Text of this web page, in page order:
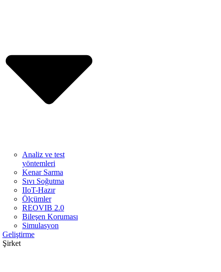
Analiz ve test
yöntemleri
Kenar Sarma
Sıvı Soğutma
IIoT-Hazır
Ölçümler
REOVIB 2.0
Bileşen Koruması
Simulasyon
Geliştirme
Şirket